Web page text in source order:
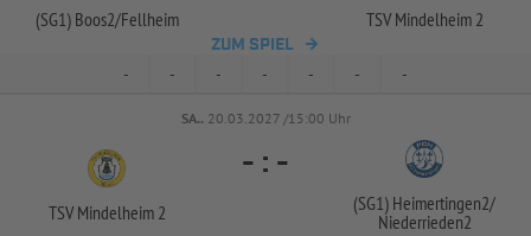
(SG1) Boos2/Fellheim TSV Mindelheim 2
ZUM SPIEL
- - - - - - -
SA.. 20.03.2027 /15:00 Uhr
TSV Mindelheim 2
- : -
(SG1) Heimertingen2/
Niederrieden2